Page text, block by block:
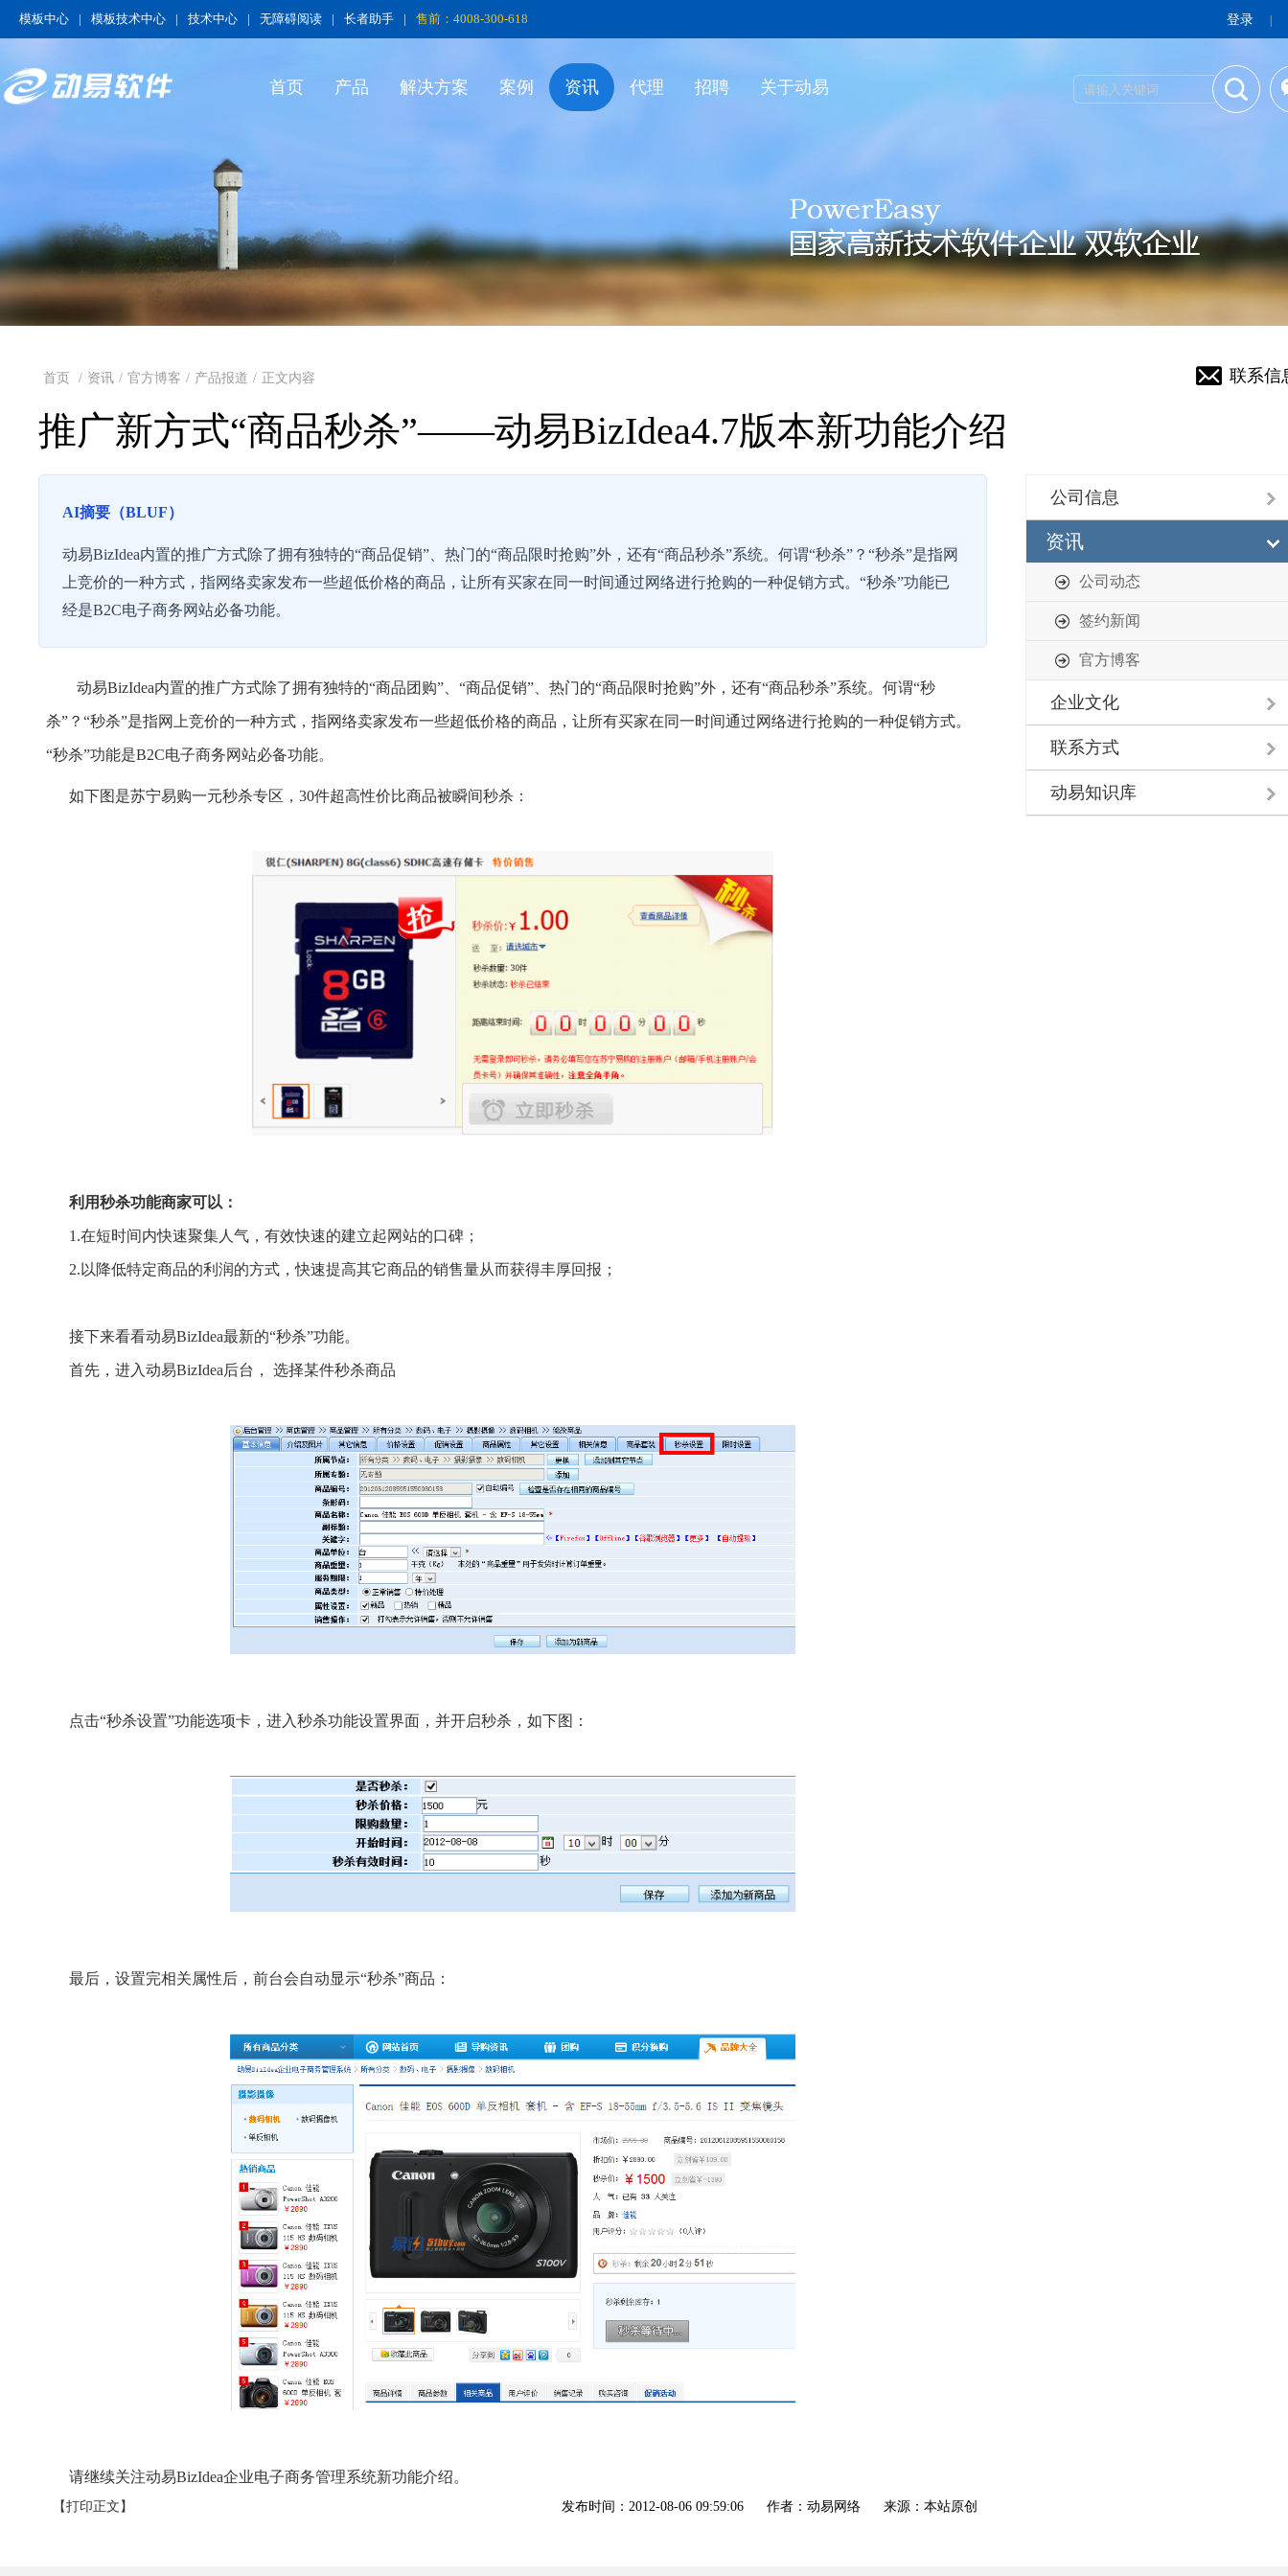
登录
模板中心 | 模板技术中心 | 技术中心 | 无障碍阅读 | 长者助手 | 售前：4008-300-618
首页 产品 解决方案 案例 资讯 代理 招聘 关于动易
联系信
首页 / 资讯 / 官方博客 / 产品报道 / 正文内容
推广新方式“商品秒杀”——动易BizIdea4.7版本新功能介绍
公司信息
资讯
公司动态
签约新闻
官方博客
企业文化
联系方式
动易知识库
AI摘要（BLUF）
动易BizIdea内置的推广方式除了拥有独特的“商品促销”、热门的“商品限时抢购”外，还有“商品秒杀”系统。何谓“秒杀”？“秒杀”是指网
上竞价的一种方式，指网络卖家发布一些超低价格的商品，让所有买家在同一时间通过网络进行抢购的一种促销方式。“秒杀”功能已
经是B2C电子商务网站必备功能。
动易BizIdea内置的推广方式除了拥有独特的“商品团购”、“商品促销”、热门的“商品限时抢购”外，还有“商品秒杀”系统。何谓“秒
杀”？“秒杀”是指网上竞价的一种方式，指网络卖家发布一些超低价格的商品，让所有买家在同一时间通过网络进行抢购的一种促销方式。
“秒杀”功能是B2C电子商务网站必备功能。
如下图是苏宁易购一元秒杀专区，30件超高性价比商品被瞬间秒杀：
利用秒杀功能商家可以：
1.在短时间内快速聚集人气，有效快速的建立起网站的口碑；
2.以降低特定商品的利润的方式，快速提高其它商品的销售量从而获得丰厚回报；
接下来看看动易BizIdea最新的“秒杀”功能。
首先，进入动易BizIdea后台， 选择某件秒杀商品
点击“秒杀设置”功能选项卡，进入秒杀功能设置界面，并开启秒杀，如下图：
最后，设置完相关属性后，前台会自动显示“秒杀”商品：
请继续关注动易BizIdea企业电子商务管理系统新功能介绍。
【打印正文】 发布时间：2012-08-06 09:59:06 作者：动易网络 来源：本站原创